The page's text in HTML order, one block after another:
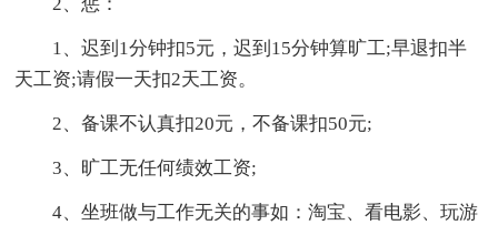
2、惩：
1、迟到1分钟扣5元，迟到15分钟算旷工;早退扣半
天工资;请假一天扣2天工资。
2、备课不认真扣20元，不备课扣50元;
3、旷工无任何绩效工资;
4、坐班做与工作无关的事如：淘宝、看电影、玩游